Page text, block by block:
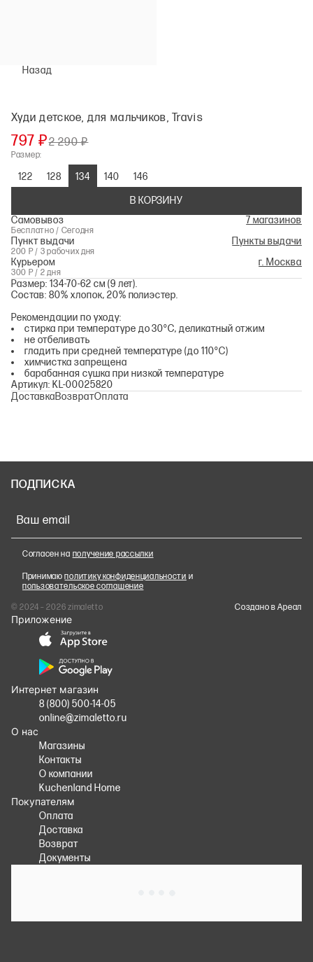
Назад
Худи детское, для мальчиков, Travis
797 ₽2 290 ₽
Размер:
122 128 134 140
146
В КОРЗИНУ
Самовывоз
7 магазинов
Бесплатно / Сегодня
Пункт выдачи Пункты выдачи
200 Р / 3 рабочих дня
Курьером г. Москва
300 Р / 2 дня
Размер: 134-70-62 см (9 лет).
Состав: 80% хлопок, 20% полиэстер.
Рекомендации по уходу:
стирка при температуре до 30°С, деликатный отжим
не отбеливать
гладить при средней температуре (до 110°С)
химчистка запрещена
барабанная сушка при низкой температуре
Артикул: KL-00025820
ДоставкаВозвратОплата
ПОДПИСКА
Ваш email
Согласен на получение рассылки
Принимаюполитику конфиденциальности и
пользовательское соглашение
© 2024 – 2026 zimaletto
Cоздано в Ареал
Приложение
Интернет магазин
8 (800) 500-14-05
online@zimaletto.ru
О нас
Магазины
Контакты
О компании
Kuchenland Home
Покупателям
Оплата
Доставка
Возврат
Документы